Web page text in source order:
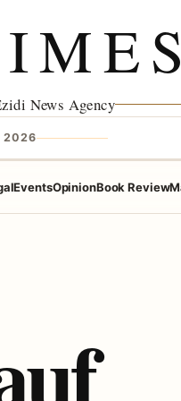
News Agency
2026
EventsOpinionBook Review